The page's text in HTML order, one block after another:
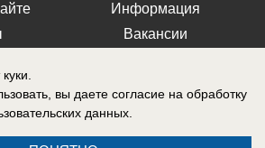
Информация
Вакансии
сфере связи, информационных технологий и
вы даете согласие на обработку
данных.